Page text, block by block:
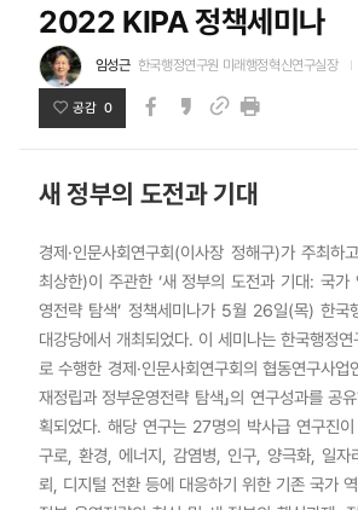
2022 KIPA 정책세미나
임성근 한국행정연구원 미래행정혁신연구실장
공감 0
새 정부의 도전과 기대
경제·인문사회연구회(이사장 정해구)가 주최하
최상한)이 주관한 ‘새 정부의 도전과 기대: 국
영전략 탐색’ 정책세미나가 5월 26일(목) 한국
대강당에서 개최되었다. 이 세미나는 한국행정
로 수행한 경제·인문사회연구회의 협동연구사업
재정립과 정부운영전략 탐색」의 연구성과를 공
획되었다. 해당 연구는 27명의 박사급 연구진
구로, 환경, 에너지, 감염병, 인구, 양극화, 일자
뢰, 디지털 전환 등에 대응하기 위한 기존 국가